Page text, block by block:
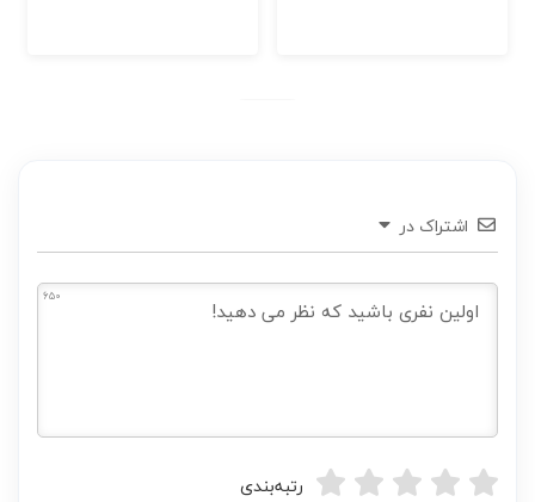
اشتراک در
650
رتبه‌بندی